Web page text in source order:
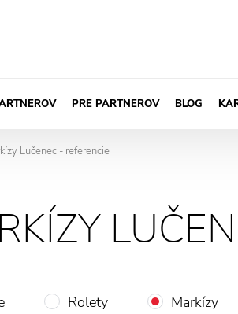
PRE PARTNEROV BLOG
Lučenec - referencie
Rolety Markízy